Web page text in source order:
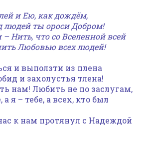
и Ею, как дождём,
людей ты ороси Добром!
Нить, что со Вселенной всей
Любовью всех людей!
и выползти из плена
и захолустья тлена!
нам! Любить не по заслугам,
я – тебе, а всех, кто был
к нам протянул с Надеждой